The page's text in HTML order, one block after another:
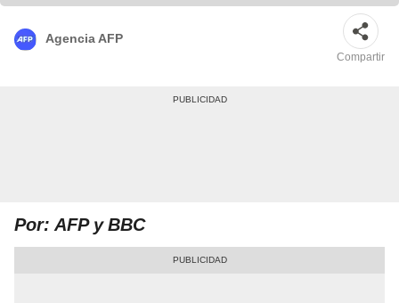
Agencia AFP
Compartir
Por: AFP y BBC